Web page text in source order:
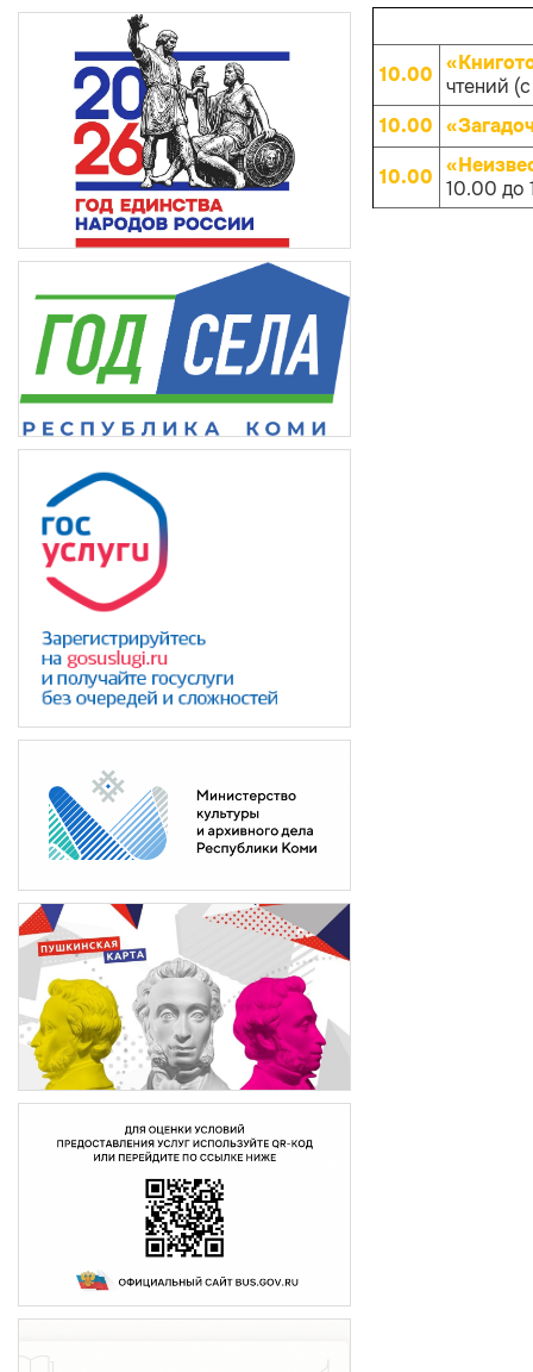
10.00 чтений
10.00
10.00 10.00 до